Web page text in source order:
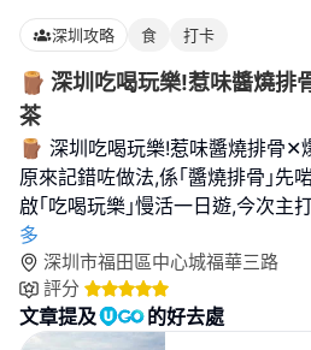
深圳攻略 食 打卡
🪵 深圳吃喝玩樂!惹味醬燒
茶
🪵 深圳吃喝玩樂!惹味醬燒排骨✕
原來記錯咗做法,係｢醬燒排骨｣先
啟｢吃喝玩樂｣慢活一日遊,今次主
多
深圳市福田區中心城福華三路
評分
文章提及 的好去處